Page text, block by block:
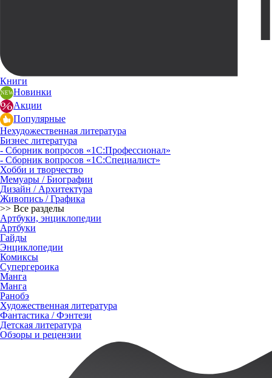
Книги
Новинки
Акции
Популярные
Нехудожественная литература
Бизнес литература
- Сборник вопросов «1С:Профессионал»
- Сборник вопросов «1С:Специалист»
Хобби и творчество
Мемуары / Биографии
Дизайн / Архитектура
Живопись / Графика
>> Все разделы
Артбуки, энциклопедии
Артбуки
Гайды
Энциклопедии
Комиксы
Супергероика
Манга
Манга
Ранобэ
Художественная литература
Фантастика / Фэнтези
Детская литература
Обзоры и рецензии